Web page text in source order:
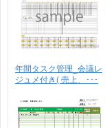
年間タスク管理_会議レ
ジュメ付き( 売上、･･･